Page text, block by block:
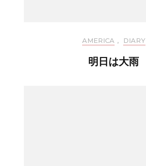
AMERICA , DIARY
明日は大雨